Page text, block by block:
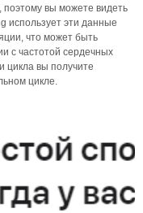
поэтому вы можете видеть
использует эти данные
что может быть
с частотой сердечных
цикла вы получите
цикле.